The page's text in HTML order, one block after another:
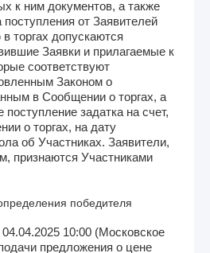
к ним документов, а также
от Заявителей
торгах допускаются
Заявки и прилагаемые к
соответствуют
Законом о
в Сообщении о торгах, а
задатка на счет,
о торгах, на дату
об Участниках. Заявители,
признаются Участниками
победителя
10:00 (Московское
предложения о цене